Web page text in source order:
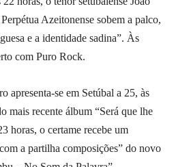
Azeitonense sobem a palco,
e a identidade sadina”. Às
com Puro Rock.
apresenta-se em Setúbal a 25, às
mais recente álbum “Será que lhe
horas, o certame recebe um
a partilha composições” do novo